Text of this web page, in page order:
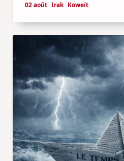
02 août Irak Koweït